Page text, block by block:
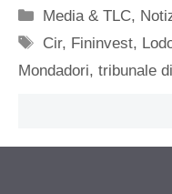
Categorie
Media & TLC,
Tag
Cir, Fininvest,
Mondadori, tribunale